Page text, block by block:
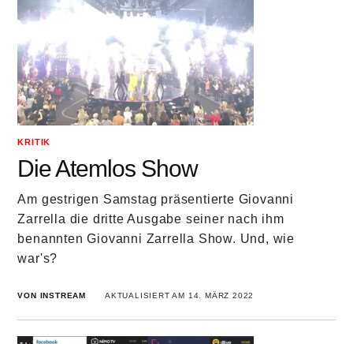
KRITIK
Die Atemlos Show
Am gestrigen Samstag präsentierte Giovanni
Zarrella die dritte Ausgabe seiner nach ihm
benannten Giovanni Zarrella Show. Und, wie
war's?
VON INSTREAM AKTUALISIERT AM 14. MÄRZ 2022